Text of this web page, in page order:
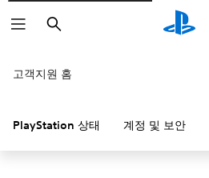
검
색
고객지원 홈
PlayStation 상태 계정 및 보안